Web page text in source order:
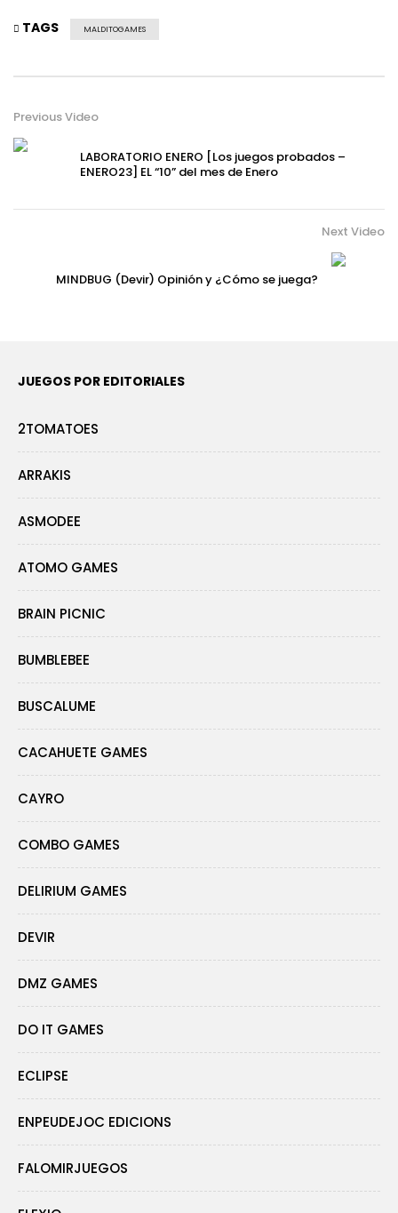
TAGS MALDITOGAMES
Previous Video
LABORATORIO ENERO [Los juegos probados –
ENERO23] EL “10” del mes de Enero
Next Video
MINDBUG (Devir) Opinión y ¿Cómo se juega?
JUEGOS POR EDITORIALES
2TOMATOES
ARRAKIS
ASMODEE
ATOMO GAMES
BRAIN PICNIC
BUMBLEBEE
BUSCALUME
CACAHUETE GAMES
CAYRO
COMBO GAMES
DELIRIUM GAMES
DEVIR
DMZ GAMES
DO IT GAMES
ECLIPSE
ENPEUDEJOC EDICIONS
FALOMIRJUEGOS